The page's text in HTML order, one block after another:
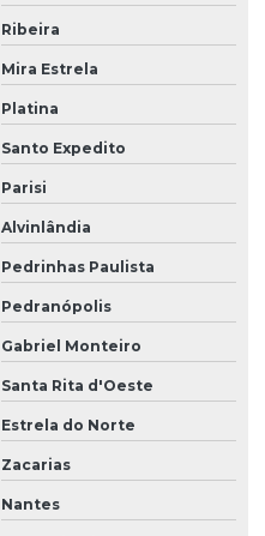
Ribeira
Mira Estrela
Platina
Santo Expedito
Parisi
Alvinlândia
Pedrinhas Paulista
Pedranópolis
Gabriel Monteiro
Santa Rita d'Oeste
Estrela do Norte
Zacarias
Nantes